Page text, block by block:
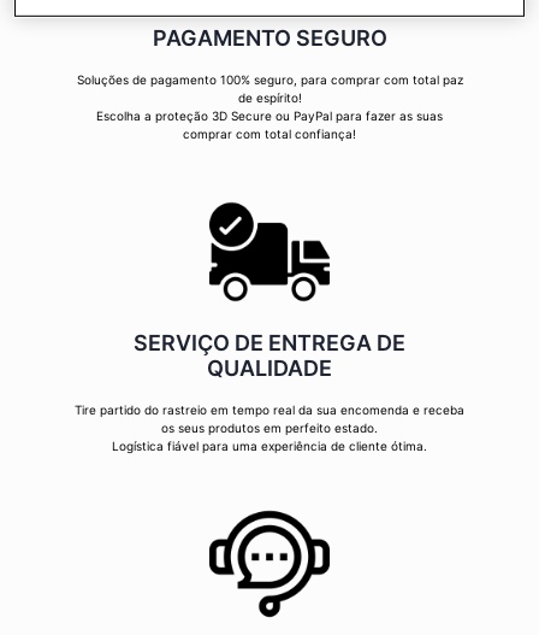
PAGAMENTO SEGURO
Soluções de pagamento 100% seguro, para comprar com total paz
de espírito!
Escolha a proteção 3D Secure ou PayPal para fazer as suas
comprar com total confiança!
SERVIÇO DE ENTREGA DE
QUALIDADE
Tire partido do rastreio em tempo real da sua encomenda e receba
os seus produtos em perfeito estado.
Logística fiável para uma experiência de cliente ótima.